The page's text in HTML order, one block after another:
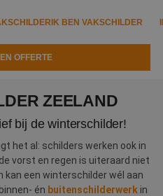
IK BEN VAKSCHILDER
OFFERTE
OFFERTE
ZEELAND
bij de winterschilder!
het al: schilders werken ook in
vorst en regen is uiteraard niet
kan een winterschilder wél aan
én buitenschilderwerk in